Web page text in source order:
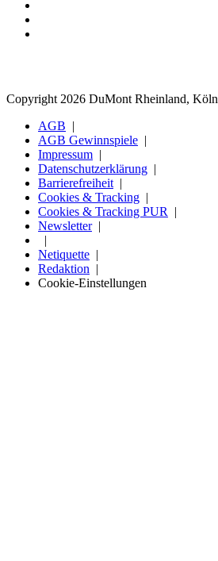
Copyright 2026 DuMont Rheinland, Köln
AGB
AGB Gewinnspiele
Impressum
Datenschutzerklärung
Barrierefreiheit
Cookies & Tracking
Cookies & Tracking PUR
Newsletter
Netiquette
Redaktion
Cookie-Einstellungen